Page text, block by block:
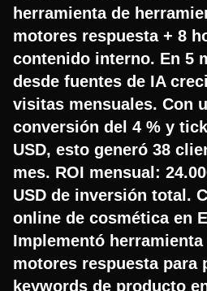
herramienta de
motores respuesta + 8
contenido interno. En 5
desde fuentes de IA
visitas mensuales. Con
conversión del 4 % y
USD, esto generó 38
mes. ROI mensual:
USD de inversión total.
online de cosmética en
Implementó
motores respuesta para
keywords de producto